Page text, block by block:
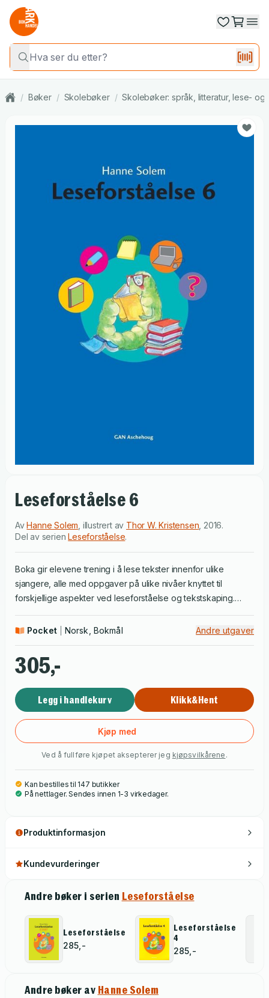
/ Bøker / Skolebøker / Skolebøker: språk, litteratur, lese-
Leseforståelse 6
AvHanne Solem illustrert av Thor W. Kristensen 2016.
Del av serienLeseforståelse.
Boka gir elevene trening i å lese tekster innenfor ulike
sjangere, alle med oppgaver på ulike nivåer knyttet til
forskjellige aspekter ved leseforståelse og tekstskaping.
en flergangsbok.
Pocket Norsk, Bokmål Andre utgaver
305,-
Legg i handlekurv Klikk&Hent
Kjøp med
Ved å fullføre kjøpet aksepterer jeg kjøpsvilkårene .
Kan bestilles til 147 butikker
På nettlager. Sendes innen 1-3 virkedager.
Produktinformasjon
Kundevurderinger
Andre bøker i serien Leseforståelse
Leseforståelse
285,-
Leseforståelse
4
285,-
Andre bøker av Hanne Solem